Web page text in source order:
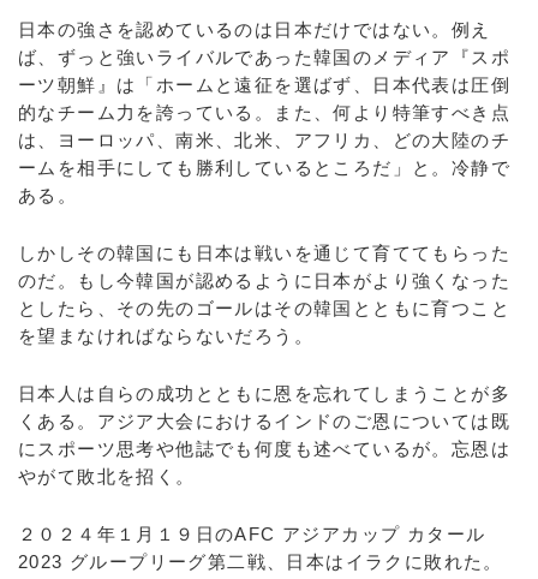
日本の強さを認めているのは日本だけではない。例え
ば、ずっと強いライバルであった韓国のメディア『スポ
ーツ朝鮮』は「ホームと遠征を選ばず、日本代表は圧倒
的なチーム力を誇っている。また、何より特筆すべき点
は、ヨーロッパ、南米、北米、アフリカ、どの大陸のチ
ームを相手にしても勝利しているところだ」と。冷静で
ある。
しかしその韓国にも日本は戦いを通じて育ててもらった
のだ。もし今韓国が認めるように日本がより強くなった
としたら、その先のゴールはその韓国とともに育つこと
を望まなければならないだろう。
日本人は自らの成功とともに恩を忘れてしまうことが多
くある。アジア大会におけるインドのご恩については既
にスポーツ思考や他誌でも何度も述べているが。忘恩は
やがて敗北を招く。
２０２４年１月１９日のAFC アジアカップ カタール
2023 グループリーグ第二戦、日本はイラクに敗れた。